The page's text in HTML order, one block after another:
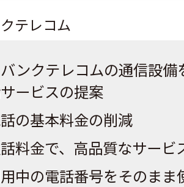
テレコム
ンクテレコムの通信設備
ービスの提案
の基本料金の削減
料金で、高品質なサービ
中の電話番号をそのまま